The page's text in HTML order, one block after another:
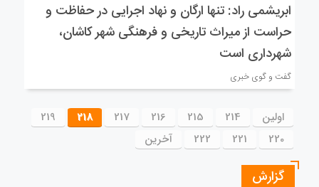
ابریشمی راد: تنها ارگان و نهاد اجرایی در حفاظت و
حراست از میراث تاریخی و فرهنگی شهر کاشان،
شهرداری است
گفت و گوی خبری
اولین 214
215
216
217
218
219
220
221
222 آخرین
گزارش